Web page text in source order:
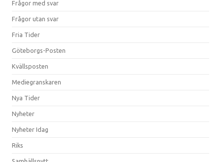
Frågor med svar
Frågor utan svar
Fria Tider
Göteborgs-Posten
Kvällsposten
Mediegranskaren
Nya Tider
Nyheter
Nyheter Idag
Riks